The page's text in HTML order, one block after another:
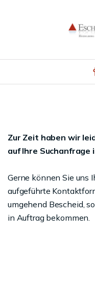
Zur Zeit haben wir
auf Ihre Suchanfrage
Gerne können Sie uns
aufgeführte
umgehend Bescheid,
in Auftrag bekommen.